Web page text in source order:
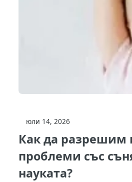
юли 14, 2026
Как да разрешим
проблеми със
науката?